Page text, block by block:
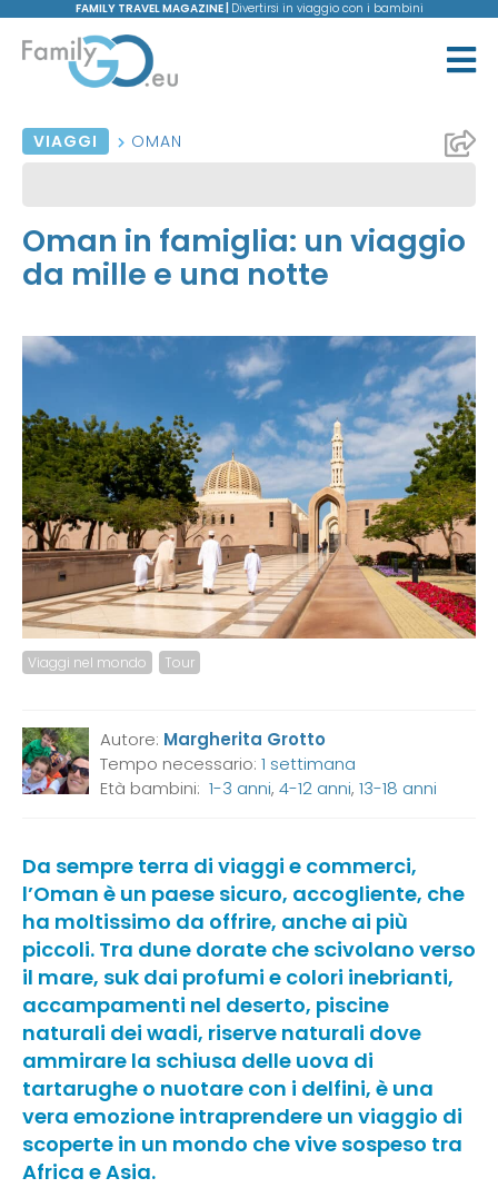
FAMILY TRAVEL MAGAZINE | Divertirsi in viaggio con i bambini
VIAGGI OMAN
Oman in famiglia: un viaggio
da mille e una notte
Viaggi nel mondo Tour
Autore: Margherita Grotto
Tempo necessario: 1 settimana
Età bambini: 1-3 anni, 4-12 anni, 13-18 anni
Da sempre terra di viaggi e commerci,
l’Oman è un paese sicuro, accogliente, che
ha moltissimo da offrire, anche ai più
piccoli. Tra dune dorate che scivolano verso
il mare, suk dai profumi e colori inebrianti,
accampamenti nel deserto, piscine
naturali dei wadi, riserve naturali dove
ammirare la schiusa delle uova di
tartarughe o nuotare con i delfini, è una
vera emozione intraprendere un viaggio di
scoperte in un mondo che vive sospeso tra
Africa e Asia.